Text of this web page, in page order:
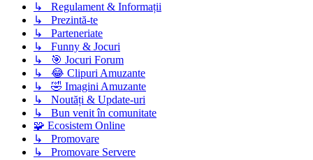
↳ Regulament & Informații
↳ Prezintă-te
↳ Parteneriate
↳ Funny & Jocuri
↳ 🎯 Jocuri Forum
↳ 😂 Clipuri Amuzante
↳ 🤣 Imagini Amuzante
↳ Noutăți & Update-uri
↳ Bun venit în comunitate
🧩 Ecosistem Online
↳ Promovare
↳ Promovare Servere